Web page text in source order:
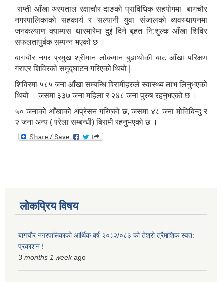
राप्ती आँखा अस्पताल रक्षाचौर दाङको प्राविधिक सहयोगमा बागचौर
नगरपालिकाको सहकार्य र सल्यानी युवा संजालको व्यवस्थापनमा
जनकल्याण क्याम्पस थारमारेमा दुई दिने बृहत नि:शुल्क आँखा शिविर
सफलतापुर्बक सम्पन्न भएको छ ।
बागचौर नगर प्रमुख श्रीमान लोकमान बुढाथोकी बाट आँखा परिक्षण
गराएर शिविरको समुद्घाटन गरिएको थियो |
शिविरमा ५८५ जना आँखा सम्बन्धि बिरामीहरुले स्वास्थ्य लाभ लिनुभएको
थियो । जसमा ३३७ जना महिला र २४८ जना पुरुष रहनुभएको छ ।
५० जनाको आँखाको अप्रेसन गरिएको छ, जसमा ४८ जना मोतिबिन्दु र
२ जना अन्य ( परेला सम्बन्धी) बिरामी रहनुभएको छ ।
लोकप्रिय विषय
बागचौर नगरपालिकाको आर्थिक बर्ष २०८२/०८३ को तेश्रो त्रैमाशिक स्वत:
प्रकाशन !
3 months 1 weekago